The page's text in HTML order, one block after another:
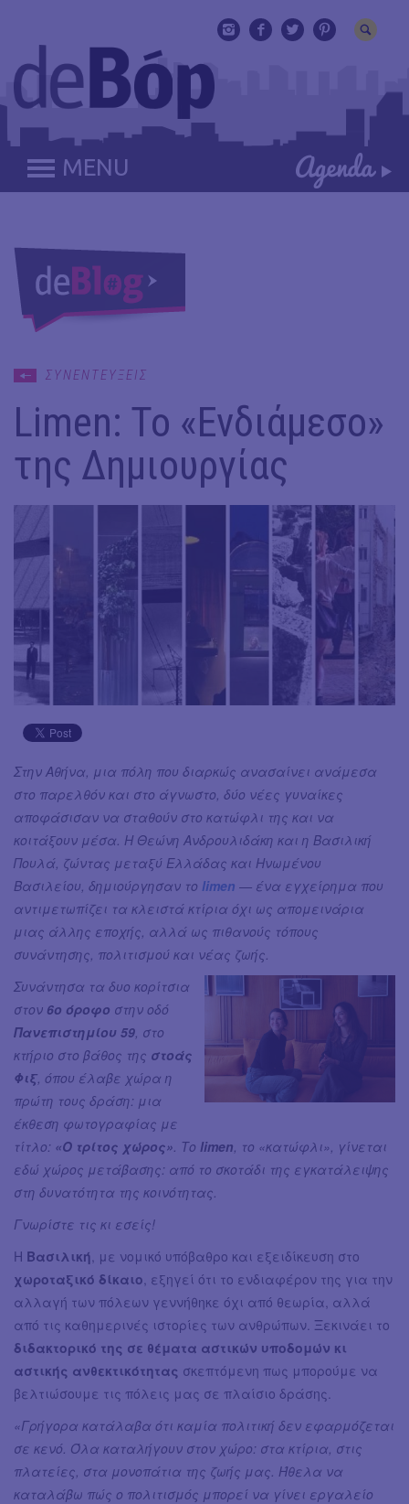
MENU
ΣΥΝΕΝΤΕΥΞΕΙΣ
Limen: Το «Ενδιάμεσο»
της Δημιουργίας
Στην Αθήνα, μια πόλη που διαρκώς ανασαίνει ανάμεσα
στο παρελθόν και στο άγνωστο, δύο νέες γυναίκες
αποφάσισαν να σταθούν στο κατώφλι της και να
κοιτάξουν μέσα. Η Θεώνη Ανδρουλιδάκη και η Βασιλική
Πουλά, ζώντας μεταξύ Ελλάδας και Ηνωμένου
Βασιλείου, δημιούργησαν το limen — ένα εγχείρημα που
αντιμετωπίζει τα κλειστά κτίρια όχι ως απομεινάρια
μιας άλλης εποχής, αλλά ως πιθανούς τόπους
συνάντησης, πολιτισμού και νέας ζωής.
Συνάντησα τα δυο κορίτσια
στον 6ο όροφο στην οδό
Πανεπιστημίου 59 , στο
κτήριο στο βάθος της στοάς
Φιξ , όπου έλαβε χώρα η
πρώτη τους δράση: μια
έκθεση φωτογραφίας με
τίτλο: «Ο τρίτος χώρος» . Το limen , το «κατώφλι», γίνεται
εδώ χώρος μετάβασης: από το σκοτάδι της εγκατάλειψης
στη δυνατότητα της κοινότητας.
Γνωρίστε τις κι εσείς!
Η Βασιλική , με νομικό υπόβαθρο και εξειδίκευση στο
χωροταξικό δίκαιο , εξηγεί ότι το ενδιαφέρον της για την
αλλαγή των πόλεων γεννήθηκε όχι από θεωρία, αλλά
από τις καθημερινές ιστορίες των ανθρώπων. Ξεκινάει το
διδακτορικό της σε θέματα αστικών υποδομών κι
αστικής ανθεκτικότητας σκεπτόμενη πως μπορούμε να
βελτιώσουμε τις πόλεις μας σε πλαίσιο δράσης.
«Γρήγορα κατάλαβα ότι καμία πολιτική δεν εφαρμόζεται
σε κενό. Όλα καταλήγουν στον χώρο: στα κτίρια, στις
πλατείες, στα μονοπάτια της ζωής μας. Ήθελα να
καταλάβω πώς ο πολιτισμός μπορεί να γίνει εργαλείο